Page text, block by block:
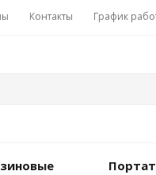
Контакты График